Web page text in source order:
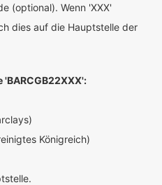
(optional). Wenn 'XXX'
dies auf die Hauptstelle der
Königreich)